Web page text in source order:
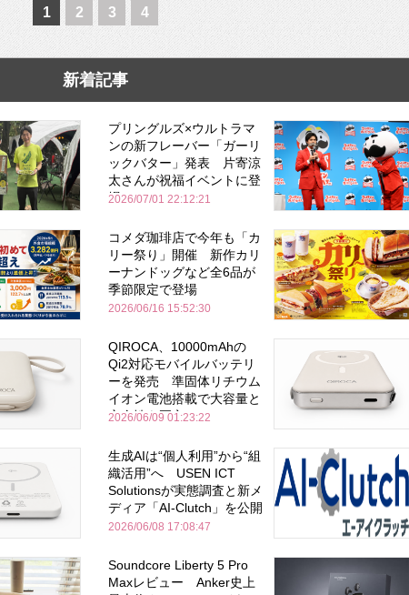
1 2 3 4
新着記事
プリングルズ×ウルトラマ
ンの新フレーバー「ガーリ
ックバター」発表 片寄涼
太さんが祝福イベントに登
場
2026/07/01 22:12:21
コメダ珈琲店で今年も「カ
リー祭り」開催 新作カリ
ーナンドッグなど全6品が
季節限定で登場
2026/06/16 15:52:30
QIROCA、10000mAhの
Qi2対応モバイルバッテリ
ーを発売 準固体リチウム
イオン電池搭載で大容量と
安全性を両立
2026/06/09 01:23:22
生成AIは“個人利用”から“組
織活用”へ USEN ICT
Solutionsが実態調査と新メ
ディア「AI-Clutch」を公開
2026/06/08 17:08:47
Soundcore Liberty 5 Pro
Maxレビュー Anker史上